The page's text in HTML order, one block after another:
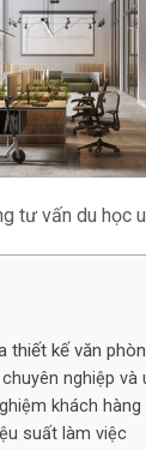
tư vấn du học
thiết kế văn
nghiệp và
khách hàng
suất làm việc